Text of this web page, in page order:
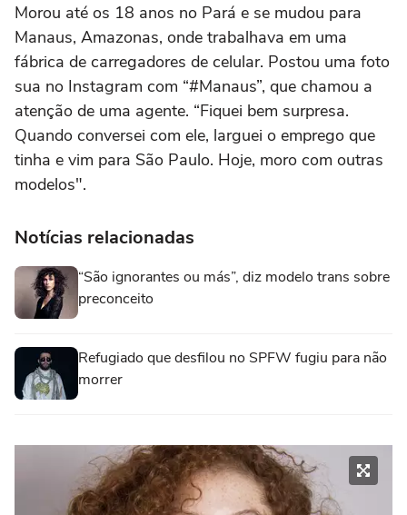
Morou até os 18 anos no Pará e se mudou para
Manaus, Amazonas, onde trabalhava em uma
fábrica de carregadores de celular. Postou uma foto
sua no Instagram com “#Manaus”, que chamou a
atenção de uma agente. “Fiquei bem surpresa.
Quando conversei com ele, larguei o emprego que
tinha e vim para São Paulo. Hoje, moro com outras
modelos".
Notícias relacionadas
“São ignorantes ou más”, diz modelo trans sobre
preconceito
Refugiado que desfilou no SPFW fugiu para não
morrer